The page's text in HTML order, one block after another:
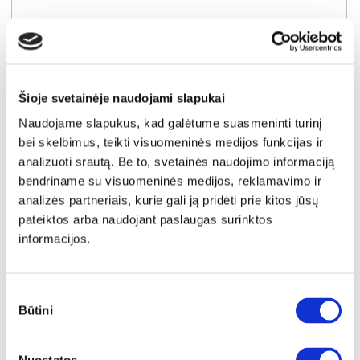
Šioje svetainėje naudojami slapukai
Naudojame slapukus, kad galėtume suasmeninti turinį
bei skelbimus, teikti visuomeninės medijos funkcijas ir
analizuoti srautą. Be to, svetainės naudojimo informaciją
bendriname su visuomeninės medijos, reklamavimo ir
analizės partneriais, kurie gali ją pridėti prie kitos jūsų
pateiktos arba naudojant paslaugas surinktos
informacijos.
pasirinkimas
Būtini
YRA SANDĖLYJE
SOPHIE 08 kosmetinis staliukas-konsolė
Išmatavimai: A:78cm P:92cmG:40cm
Kaina:
99€